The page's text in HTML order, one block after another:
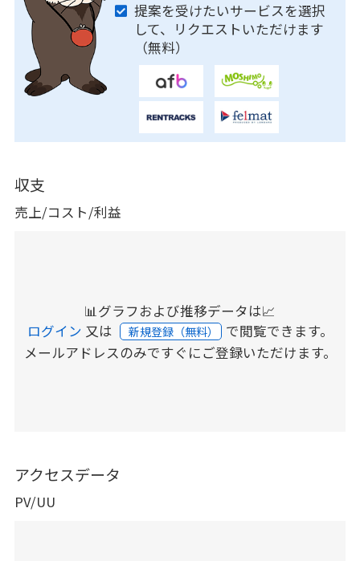
提案を受けたいサービスを選択
して、リクエストいただけます
（無料）
収支
売上/コスト/利益
📊グラフおよび推移データは📈
ログイン 又は 新規登録（無料） で閲覧できます。
メールアドレスのみですぐにご登録いただけます。
アクセスデータ
PV/UU